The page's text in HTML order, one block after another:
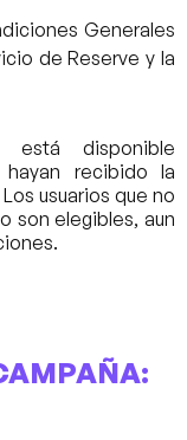
Generales
de Reserve y la
está disponible
recibido la
usuarios que no
son elegibles, aun